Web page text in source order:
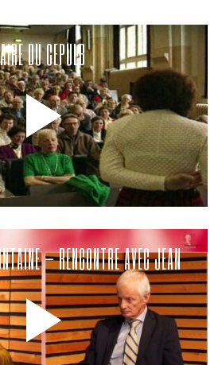
DU CEPULB
– RENCONTRE AVEC JEAN